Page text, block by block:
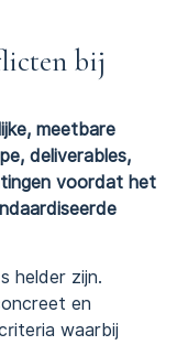
bij
meetbare
deliverables,
voordat het
helder zijn.
en
waarbij